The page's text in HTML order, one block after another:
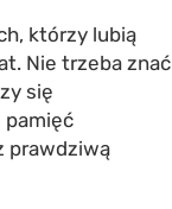
którzy lubią
Nie trzeba znać
się
pamięć
prawdziwą